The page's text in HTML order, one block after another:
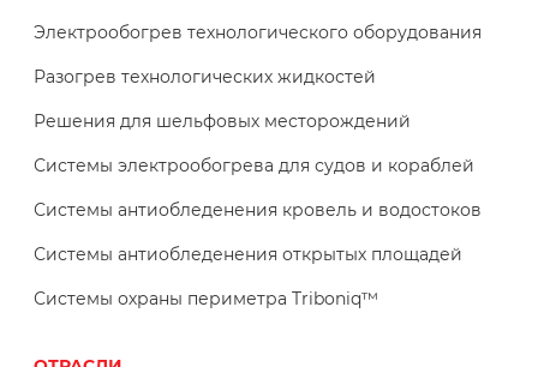
Электрообогрев технологического оборудования
Разогрев технологических жидкостей
Решения для шельфовых месторождений
Системы электрообогрева для судов и кораблей
Системы антиобледенения кровель и водостоков
Системы антиобледенения открытых площадей
Системы охраны периметра Triboniq™